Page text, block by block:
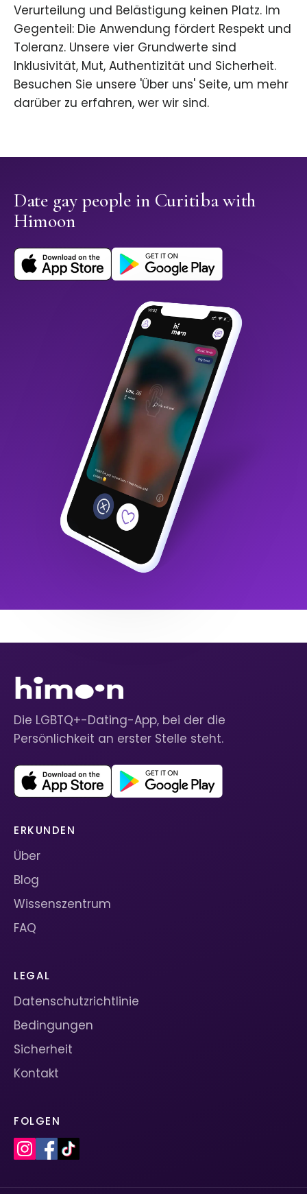
Verurteilung und Belästigung keinen Platz. Im
Gegenteil: Die Anwendung fördert Respekt und
Toleranz. Unsere vier Grundwerte sind
Inklusivität, Mut, Authentizität und Sicherheit.
Besuchen Sie unsere 'Über uns' Seite, um mehr
darüber zu erfahren, wer wir sind.
Date gay people in Curitiba with
Himoon
Die LGBTQ+-Dating-App, bei der die
Persönlichkeit an erster Stelle steht.
ERKUNDEN
Über
Blog
Wissenszentrum
FAQ
LEGAL
Datenschutzrichtlinie
Bedingungen
Sicherheit
Kontakt
FOLGEN